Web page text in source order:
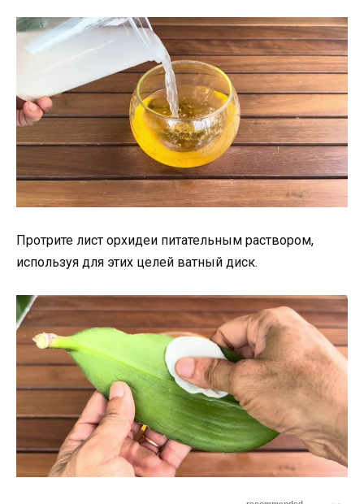
Протрите лист орхидеи питательным раствором,
используя для этих целей ватный диск.